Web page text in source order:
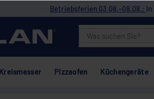
Betriebsferien 03.08.–08.08.:
Kreismesser Pizzaofen Küchengeräte